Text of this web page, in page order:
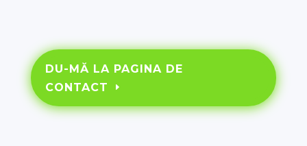
DU-MĂ LA PAGINA DE
CONTACT